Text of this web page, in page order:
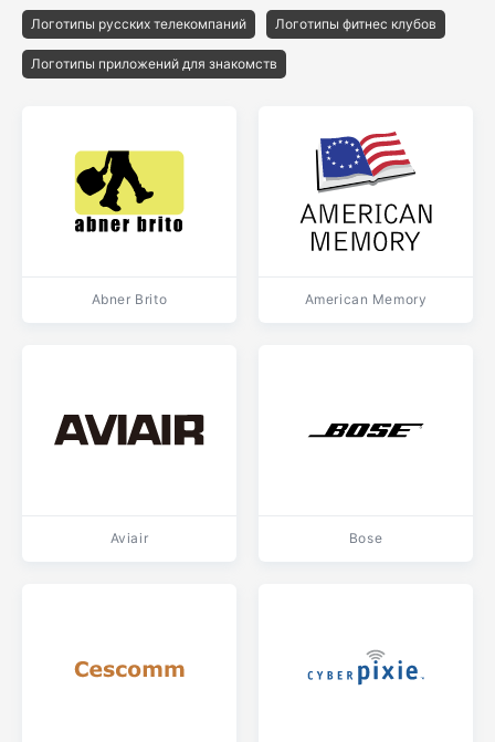
Логотипы русских телекомпаний Логотипы фитнес клубов
Логотипы приложений для знакомств
Abner Brito American Memory
Aviair Bose